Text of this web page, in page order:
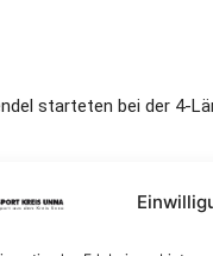
starteten bei der 4-